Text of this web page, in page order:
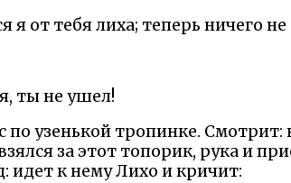
от тебя лиха; теперь ничего
ты не ушел!
по узенькой тропинке. Смотрит:
за этот топорик, рука и
идет к нему Лихо и кричит: